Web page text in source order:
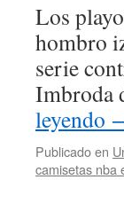
Los
hombro
serie
Imbroda
leyendo
Publicado en
camisetas nba